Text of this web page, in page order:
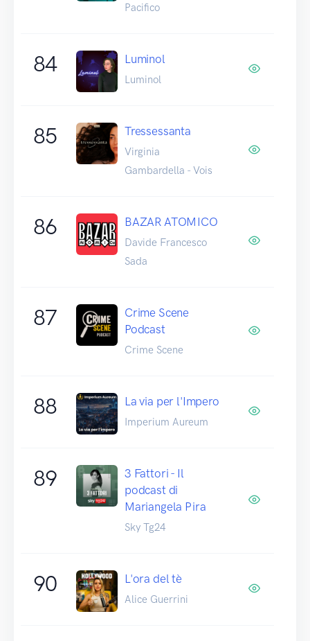
Pacifico
84 Luminol
Luminol
85 Tressessanta
Virginia
Gambardella - Vois
86 BAZAR ATOMICO
Davide Francesco
Sada
87
Crime Scene
Podcast
Crime Scene
88 La via per l'Impero
Imperium Aureum
89
3 Fattori - Il
podcast di
Mariangela Pira
Sky Tg24
90 L'ora del tè
Alice Guerrini